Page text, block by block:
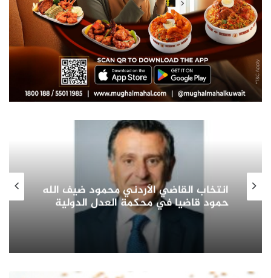
صاحب السمو الأمير الشيخ مشعل الأحمد
الجابر الصباح يشيد بدور المرأة الكويتية
في التنمية الشاملة ويؤكد: شريك
أساسي في بناء الوطن وتمثيله دوليا